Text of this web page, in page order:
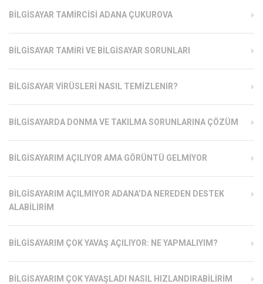
BILGISAYAR TAMIRCISI ADANA ÇUKUROVA
BILGISAYAR TAMIRI VE BILGISAYAR SORUNLARI
BILGISAYAR VIRÜSLERI NASIL TEMIZLENIR?
BILGISAYARDA DONMA VE TAKILMA SORUNLARINA ÇÖZÜM
BILGISAYARIM AÇILIYOR AMA GÖRÜNTÜ GELMIYOR
BILGISAYARIM AÇILMIYOR ADANA’DA NEREDEN DESTEK
ALABILIRIM
BILGISAYARIM ÇOK YAVAŞ AÇILIYOR: NE YAPMALIYIM?
BILGISAYARIM ÇOK YAVAŞLADI NASIL HIZLANDIRABILIRIM